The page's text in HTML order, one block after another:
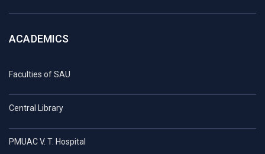
ACADEMICS
Faculties of SAU
Central Library
PMUAC V. T. Hospital